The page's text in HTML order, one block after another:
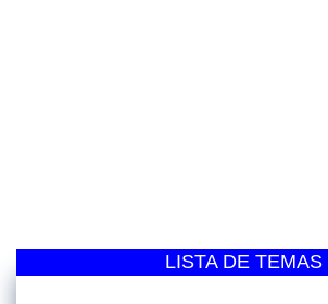
LISTA DE TEMAS